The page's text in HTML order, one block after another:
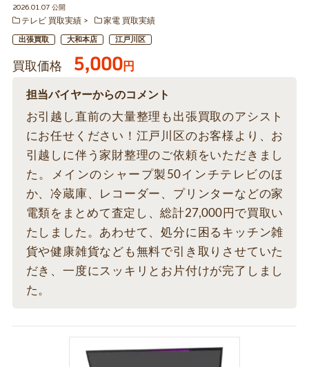
2026.01.07 公開
テレビ 買取実績
家電 買取実績
出張買取 大和本店 江戸川区
買取価格 5,000円
担当バイヤーからのコメント
お引越し直前の大量整理も出張買取のアシスト
にお任せください！江戸川区のお客様より、お
引越しに伴う家財整理のご依頼をいただきまし
た。メインのシャープ製50インチテレビのほ
か、冷蔵庫、レコーダー、プリンターなどの家
電類をまとめて査定し、総計27,000円で買取い
たしました。あわせて、処分に困るキッチン雑
貨や健康雑貨なども無料で引き取りさせていた
だき、一度にスッキリとお片付けが完了しまし
た。